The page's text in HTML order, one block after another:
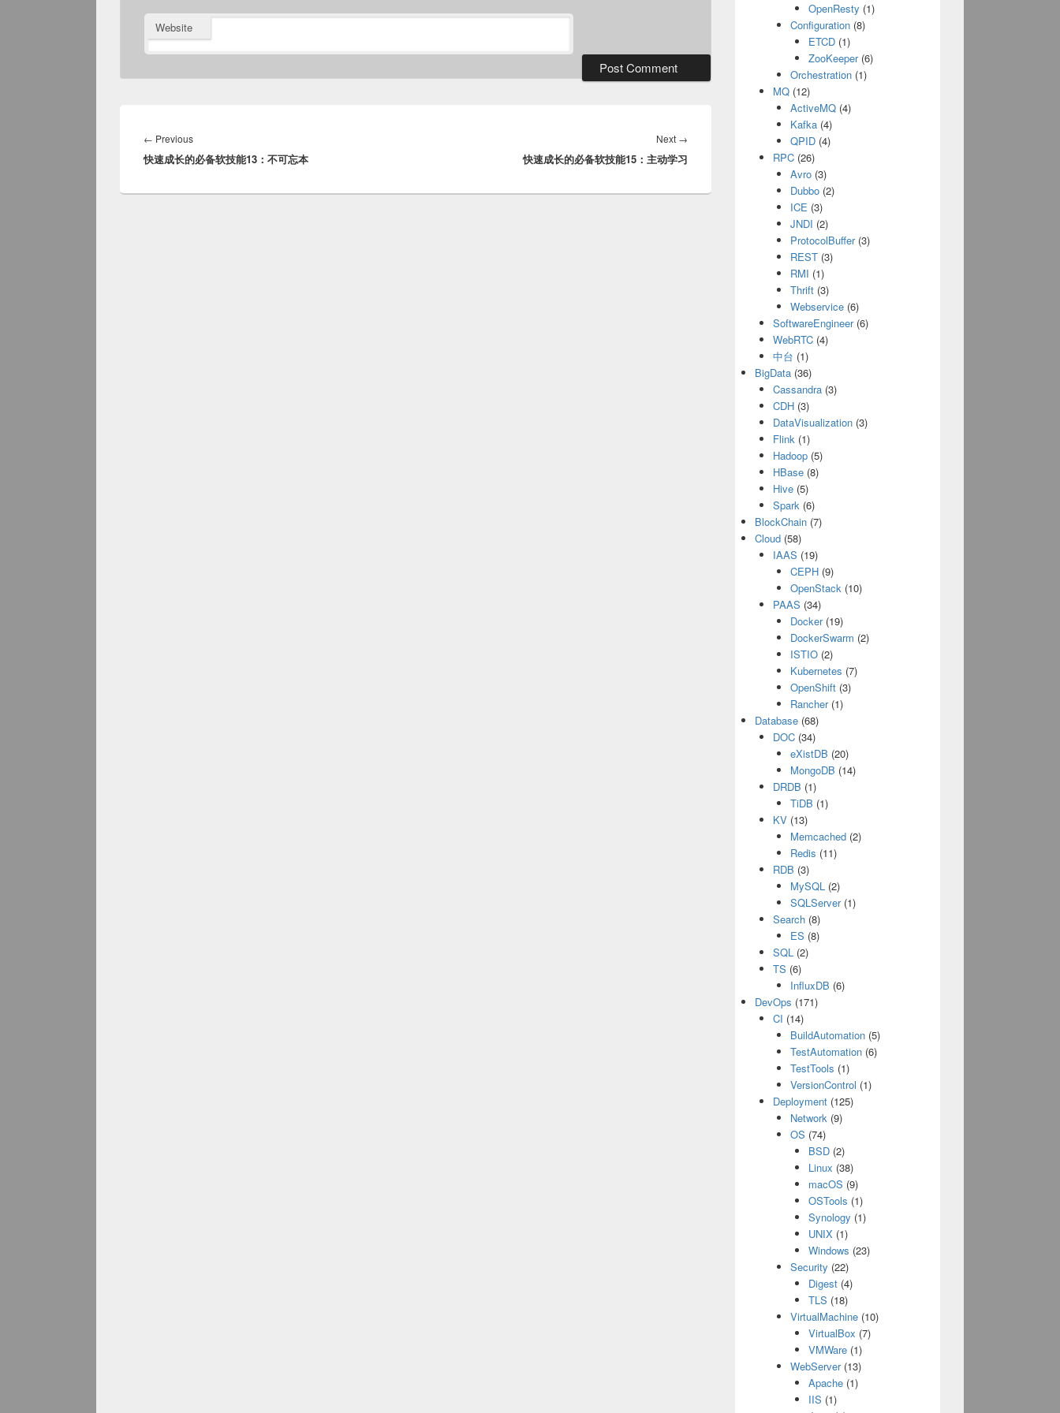
Website
navigation
← PreviousPrevious
post:
快速成长的必备软技能13：不可忘本
Next →
快速成长的必备软技能15：主动学习
OpenResty (1)
Configuration (8)
ETCD(1)
ZooKeeper(6)
Orchestration (1)
MQ(12)
ActiveMQ (4)
Kafka (4)
QPID (4)
RPC(26)
Avro (3)
Dubbo (2)
ICE (3)
JNDI (2)
ProtocolBuffer(3)
REST (3)
RMI (1)
Thrift (3)
Webservice (6)
SoftwareEngineer(6)
WebRTC(4)
中台 (1)
BigData (36)
Cassandra(3)
CDH(3)
DataVisualization(3)
Flink(1)
Hadoop(5)
HBase(8)
Hive(5)
Spark(6)
BlockChain (7)
Cloud (58)
IAAS (19)
CEPH (9)
OpenStack (10)
PAAS (34)
Docker(19)
DockerSwarm (2)
ISTIO (2)
Kubernetes (7)
OpenShift (3)
Rancher(1)
Database (68)
DOC(34)
eXistDB (20)
MongoDB (14)
DRDB (1)
TiDB (1)
KV(13)
Memcached (2)
Redis (11)
RDB (3)
MySQL (2)
SQLServer(1)
Search(8)
ES (8)
SQL(2)
TS (6)
InfluxDB (6)
DevOps (171)
CI (14)
BuildAutomation (5)
TestAutomation (6)
TestTools (1)
VersionControl (1)
Deployment(125)
Network (9)
OS (74)
BSD(2)
Linux (38)
macOS (9)
OSTools (1)
Synology (1)
UNIX(1)
Windows (23)
Security (22)
Digest(4)
TLS (18)
VirtualMachine (10)
VirtualBox (7)
VMWare(1)
WebServer(13)
Apache(1)
IIS (1)